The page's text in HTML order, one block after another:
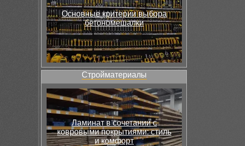
Основные критерии выбора
бетономешалки
Стройматериалы
Ламинат в сочетании с
ковровыми покрытиями: стиль
и комфорт